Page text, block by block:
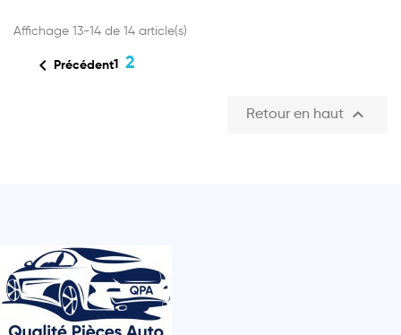
Affichage 13-14 de 14 article(s)
 Précédent1 2
Retour en haut 